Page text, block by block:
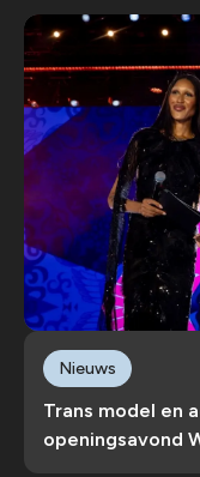
Trans model en
openingsavond
Nieuws